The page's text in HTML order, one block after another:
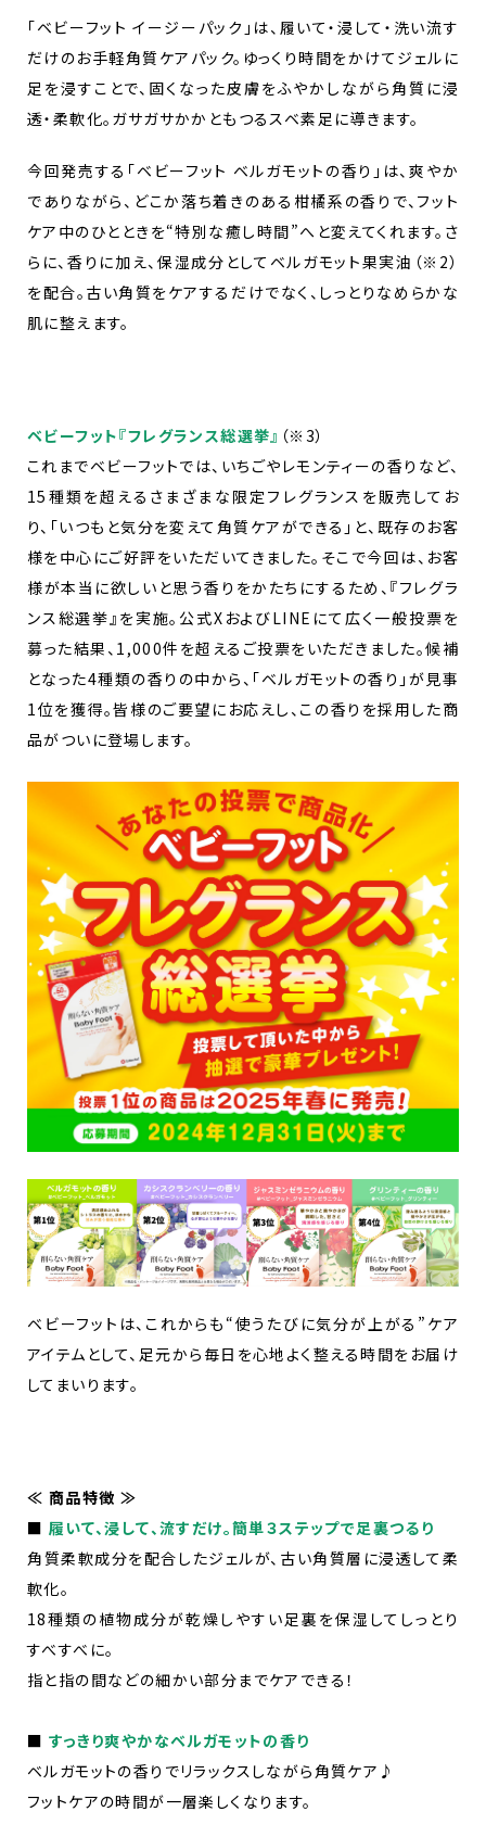
「ベビーフット イージーパック」は、履いて・浸して・洗い流す
だけのお手軽角質ケアパック。ゆっくり時間をかけてジェルに
足を浸すことで、固くなった皮膚をふやかしながら角質に浸
透・柔軟化。ガサガサかかともつるスベ素足に導きます。
今回発売する「ベビーフット ベルガモットの香り」は、爽やか
でありながら、どこか落ち着きのある柑橘系の香りで、フット
ケア中のひとときを“特別な癒し時間”へと変えてくれます。さ
らに、香りに加え、保湿成分としてベルガモット果実油（※2）
を配合。古い角質をケアするだけでなく、しっとりなめらかな
肌に整えます。
ベビーフット『フレグランス総選挙』 （※3）
これまでベビーフットでは、いちごやレモンティーの香りなど、
15種類を超えるさまざまな限定フレグランスを販売してお
り、「いつもと気分を変えて角質ケアができる」と、既存のお客
様を中心にご好評をいただいてきました。そこで今回は、お客
様が本当に欲しいと思う香りをかたちにするため、『フレグラ
ンス総選挙』を実施。公式XおよびLINEにて広く一般投票を
募った結果、1,000件を超えるご投票をいただきました。候補
となった4種類の香りの中から、「ベルガモットの香り」が見事
1位を獲得。皆様のご要望にお応えし、この香りを採用した商
品がついに登場します。
ベビーフットは、これからも“使うたびに気分が上がる”ケア
アイテムとして、足元から毎日を心地よく整える時間をお届け
してまいります。
≪ 商品特徴 ≫
■ 履いて、浸して、流すだけ。簡単３ステップで足裏つるり
角質柔軟成分を配合したジェルが、古い角質層に浸透して柔
軟化。
18種類の植物成分が乾燥しやすい足裏を保湿してしっとり
すべすべに。
指と指の間などの細かい部分までケアできる！
■ すっきり爽やかなベルガモットの香り
ベルガモットの香りでリラックスしながら角質ケア♪
フットケアの時間が一層楽しくなります。